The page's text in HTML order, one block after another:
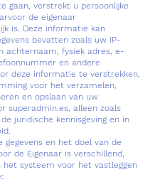
gaan, verstrekt u persoonlijke
de eigenaar
is. Deze informatie kan
bevatten zoals uw IP-
achternaam, fysiek adres, e-
en andere
deze informatie te verstrekken,
voor het verzamelen,
en opslaan van uw
superadmin.es, alleen zoals
juridische kennisgeving en in
gegevens en het doel van de
de Eigenaar is verschillend,
het systeem voor het vastleggen